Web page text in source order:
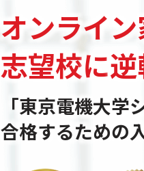
オンライ
志望校に
「東京電機大
合格するための